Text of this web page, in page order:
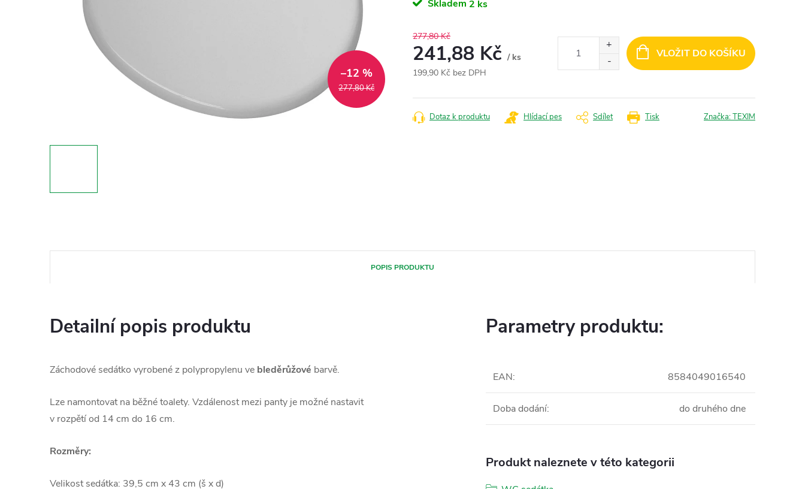
277,80 Kč
–12 %
Skladem 2 ks
277,80 Kč
241,88 Kč / ks
199,90 Kč bez DPH
cena:
VLOŽIT DO KOŠÍKU
Tisk
Dotaz k produktu Hlídací pes Sdílet Značka:TEXIM
POPIS PRODUKTU
Detailní popis produktu
Záchodové sedátko vyrobené z polypropylenu ve bleděrůžové barvě.
Lze namontovat na běžné toalety. Vzdálenost mezi panty je možné nastavit
v rozpětí od 14 cm do 16 cm.
Rozměry:
Velikost sedátka: 39,5 cm x 43 cm (š x d)
Parametry produktu:
EAN: 8584049016540
Doba dodání: do druhého dne
Produkt naleznete v této kategorii